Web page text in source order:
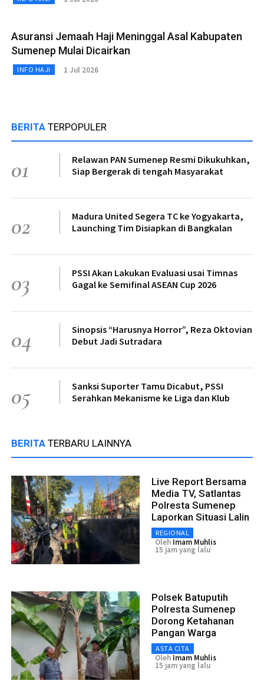
Asuransi Jemaah Haji Meninggal Asal Kabupaten
Sumenep Mulai Dicairkan
INFO HAJI 1 Jul 2026
BERITA TERPOPULER
01
Relawan PAN Sumenep Resmi Dikukuhkan,
Siap Bergerak di tengah Masyarakat
02
Madura United Segera TC ke Yogyakarta,
Launching Tim Disiapkan di Bangkalan
03
PSSI Akan Lakukan Evaluasi usai Timnas
Gagal ke Semifinal ASEAN Cup 2026
04
Sinopsis “Harusnya Horror”, Reza Oktovian
Debut Jadi Sutradara
05
Sanksi Suporter Tamu Dicabut, PSSI
Serahkan Mekanisme ke Liga dan Klub
BERITA TERBARU LAINNYA
Live Report Bersama
Media TV, Satlantas
Polresta Sumenep
Laporkan Situasi Lalin
REGIONAL
Oleh Imam Muhlis
15 jam yang lalu
Polsek Batuputih
Polresta Sumenep
Dorong Ketahanan
Pangan Warga
ASTA CITA
Oleh Imam Muhlis
15 jam yang lalu